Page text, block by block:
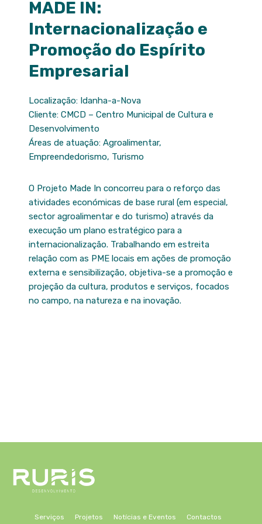
MADE IN:
Internacionalização e
Promoção do Espírito
Empresarial
Localização: Idanha-a-Nova
Cliente: CMCD – Centro Municipal de Cultura e
Desenvolvimento
Áreas de atuação: Agroalimentar,
Empreendedorismo, Turismo
O Projeto Made In concorreu para o reforço das
atividades económicas de base rural (em especial,
sector agroalimentar e do turismo) através da
execução um plano estratégico para a
internacionalização. Trabalhando em estreita
relação com as PME locais em ações de promoção
externa e sensibilização, objetiva-se a promoção e
projeção da cultura, produtos e serviços, focados
no campo, na natureza e na inovação.
Serviços Projetos Notícias e Eventos Contactos